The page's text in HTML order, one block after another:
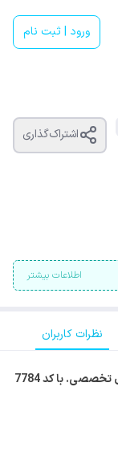
ورود | ثبت نام
اشتراک‌گذاری
اطلاعات بیشتر
نظرات کاربران
سید محمود شاهورانی هستم، پژوهشگر دوره دکترای تخصصی. با کد 7784